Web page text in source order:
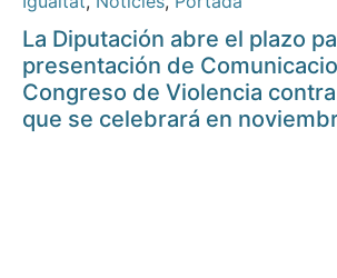
La Diputación abre el plazo
presentación de
Congreso de Violencia
que se celebrará en